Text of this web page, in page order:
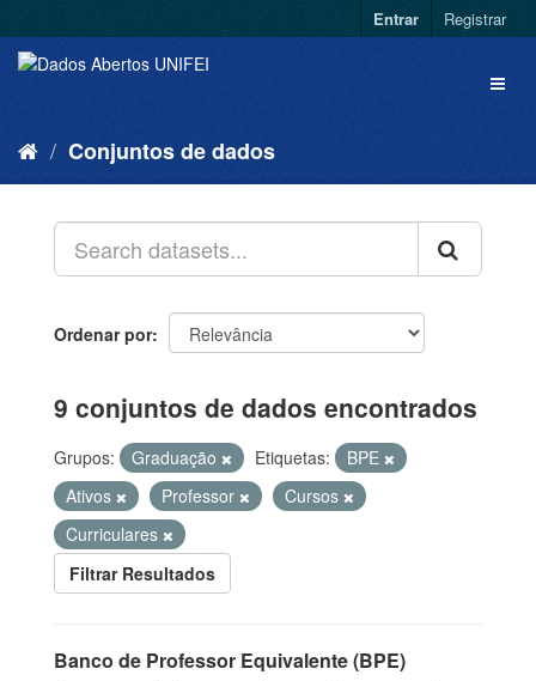
Entrar Registrar
Conjuntos de dados
Ordenar por
9 conjuntos de dados encontrados
Grupos: Graduação Etiquetas:
BPE
Ativos
Professor
Cursos
Curriculares
Filtrar Resultados
Banco de Professor Equivalente (BPE)